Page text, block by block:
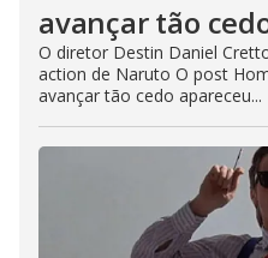
avançar tão
O diretor Destin Daniel
action de Naruto O post
avançar tão cedo apareceu...